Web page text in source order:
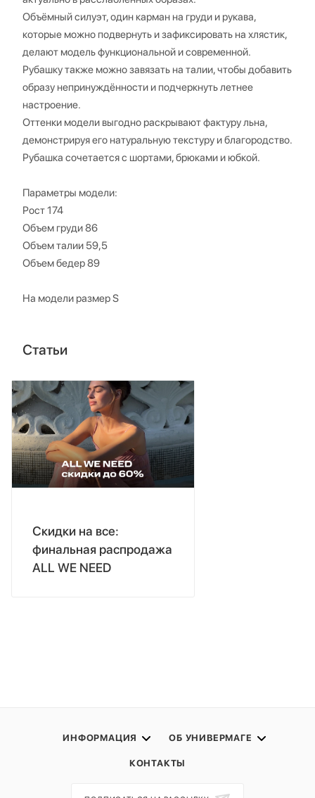
Объёмный силуэт, один карман на груди и рукава,
которые можно подвернуть и зафиксировать на хлястик,
делают модель функциональной и современной.
Рубашку также можно завязать на талии, чтобы добавить
образу непринуждённости и подчеркнуть летнее
настроение.
Оттенки модели выгодно раскрывают фактуру льна,
демонстрируя его натуральную текстуру и благородство.
Рубашка сочетается с шортами, брюками и юбкой.
Параметры модели:
Рост 174
Объем груди 86
Объем талии 59,5
Объем бедер 89
На модели размер S
Статьи
Скидки на все:
финальная распродажа
ALL WE NEED
ИНФОРМАЦИЯ ОБ УНИВЕРМАГЕ
КОНТАКТЫ